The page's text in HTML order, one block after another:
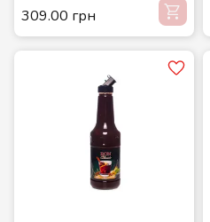
309.00 грн